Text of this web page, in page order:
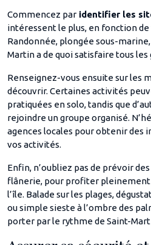
Commencez par identifier les
intéressent le plus, en fonction
Randonnée, plongée sous-
Martin a de quoi satisfaire tous les
Renseignez-vous ensuite sur les
découvrir. Certaines activités
pratiquées en solo, tandis que
rejoindre un groupe organisé.
agences locales pour obtenir
vos activités.
Enfin, n’oubliez pas de prévoir
flânerie, pour profiter pleinement
l’île. Balade sur les plages,
ou simple sieste à l’ombre des
porter par le rythme de Saint-